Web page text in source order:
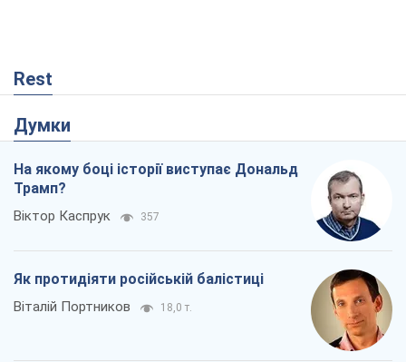
Rest
Думки
На якому боці історії виступає Дональд
Трамп?
Віктор Каспрук 357
Як протидіяти російській балістиці
Віталій Портников 18,0 т.